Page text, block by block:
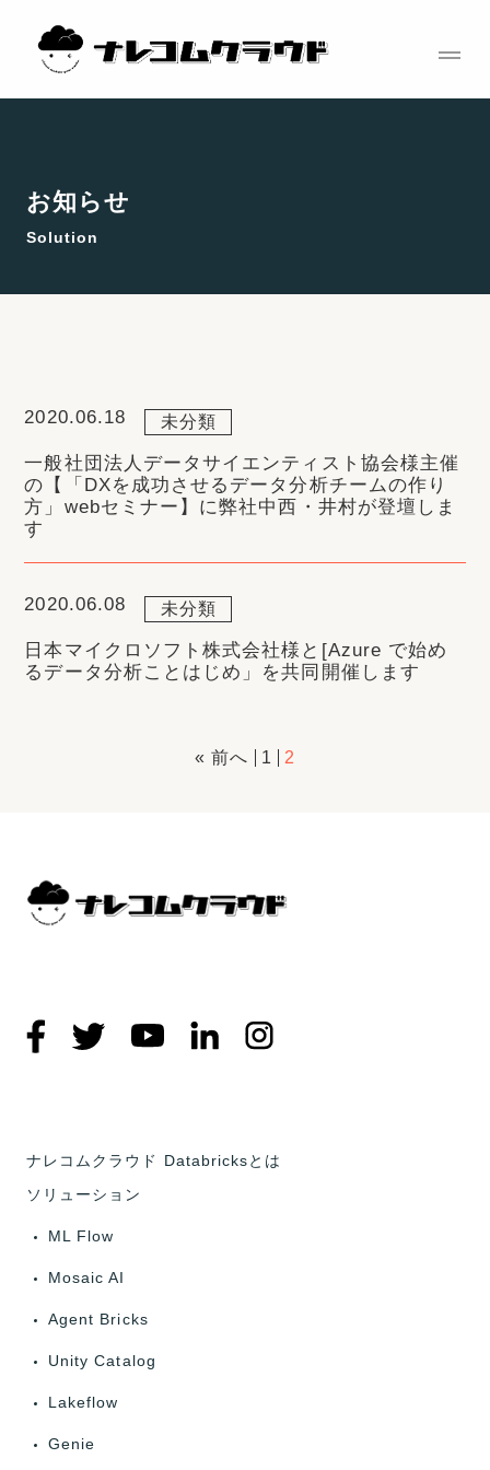
ン
お知らせ
Solution
2020.06.18 未分類
一般社団法人データサイエンティスト協会様主催
の【「DXを成功させるデータ分析チームの作り
方」webセミナー】に弊社中西・井村が登壇しま
す
2020.06.08 未分類
日本マイクロソフト株式会社様と[Azure で始め
るデータ分析ことはじめ」を共同開催します
« 前へ 1 2
ナレコムクラウド Databricksとは
ソリューション
ML Flow
Mosaic AI
Agent Bricks
Unity Catalog
Lakeflow
Genie